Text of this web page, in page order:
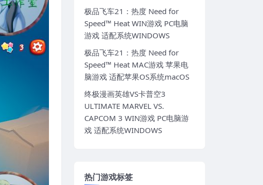
极品飞车21：热度 Need for
Speed™ Heat WIN游戏 PC电脑
游戏 适配系统WINDOWS
极品飞车21：热度 Need for
Speed™ Heat MAC游戏 苹果电
脑游戏 适配苹果OS系统macOS
终极漫画英雄VS卡普空3
ULTIMATE MARVEL VS.
CAPCOM 3 WIN游戏 PC电脑游
戏 适配系统WINDOWS
热门游戏标签